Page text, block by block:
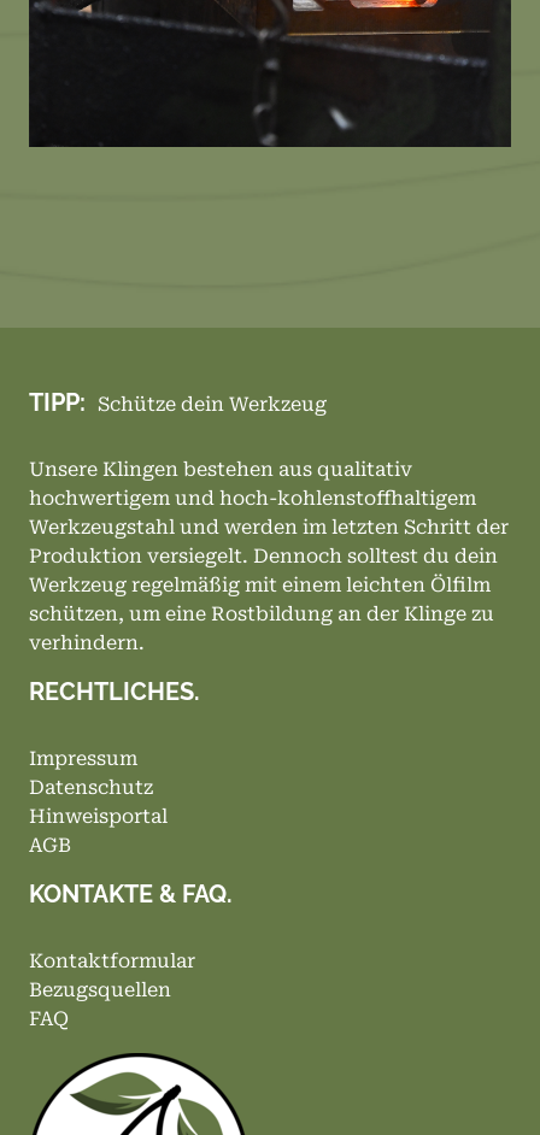
TIPP: Schütze dein Werkzeug
Unsere Klingen bestehen aus qualitativ
hochwertigem und hoch-kohlenstoffhaltigem
Werkzeugstahl und werden im letzten Schritt der
Produktion versiegelt. Dennoch solltest du dein
Werkzeug regelmäßig mit einem leichten Ölfilm
schützen, um eine Rostbildung an der Klinge zu
verhindern.
RECHTLICHES.
Impressum
Datenschutz
Hinweisportal
AGB
KONTAKTE & FAQ.
Kontaktformular
Bezugsquellen
FAQ